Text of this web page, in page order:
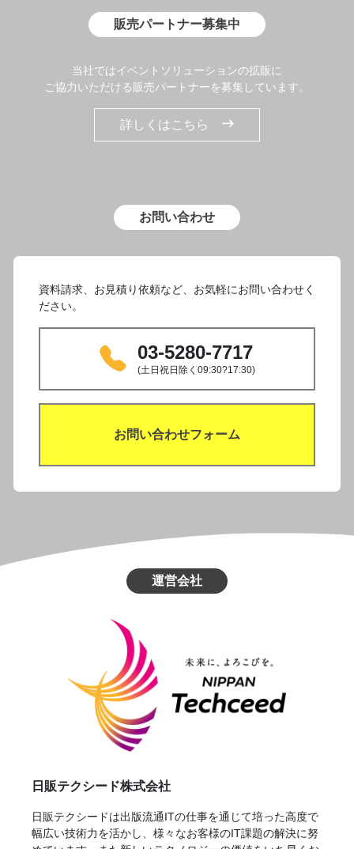
販売パートナー募集中
当社ではイベントソリューションの拡販に
ご協力いただける販売パートナーを募集しています。
詳しくはこちら
お問い合わせ
資料請求、お見積り依頼など、お気軽にお問い合わせく
ださい。
03-5280-7717
(土日祝日除く09:30?17:30)
お問い合わせフォーム
運営会社
日販テクシード株式会社
日販テクシードは出版流通ITの仕事を通じて培った高度で
幅広い技術力を活かし、様々なお客様のIT課題の解決に努